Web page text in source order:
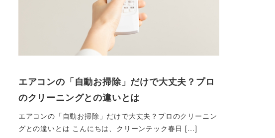
エアコンの「自動お掃除」だけで大丈夫？プロ
のクリーニングとの違いとは
エアコンの「自動お掃除」だけで大丈夫？プロのクリーニン
グとの違いとは こんにちは、クリーンテック春日 […]